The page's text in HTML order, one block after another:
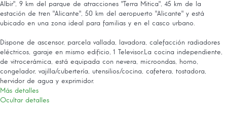
Albir", 9 km del parque de atracciones "Terra Mitica", 45 km de la
estación de tren "Alicante", 50 km del aeropuerto "Alicante" y está
ubicado en una zona ideal para familias y en el casco urbano.
Dispone de ascensor, parcela vallada, lavadora, calefacción radiadores
eléctricos, garaje en mismo edificio, 1 Televisor.La cocina independiente,
de vitrocerámica, está equipada con nevera, microondas, horno,
congelador, vajilla/cubertería, utensilios/cocina, cafetera, tostadora,
hervidor de agua y exprimidor.
Más detalles
Ocultar detalles